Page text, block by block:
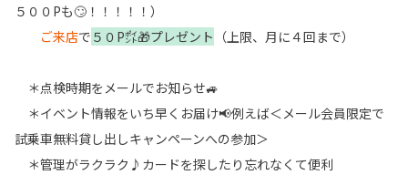
５００Pも🙄！！！！！）
ご来店で ５０P㌽🎁プレゼント （上限、月に４回まで）
＊点検時期をメールでお知らせ🚙
＊イベント情報をいち早くお届け📢例えば＜メール会員限定で
試乗車無料貸し出しキャンペーンへの参加＞
＊管理がラクラク♪カードを探したり忘れなくて便利